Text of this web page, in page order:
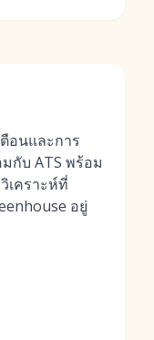
อนและการ
กับ ATS พร้อม
เคราะห์ที่
อยู่